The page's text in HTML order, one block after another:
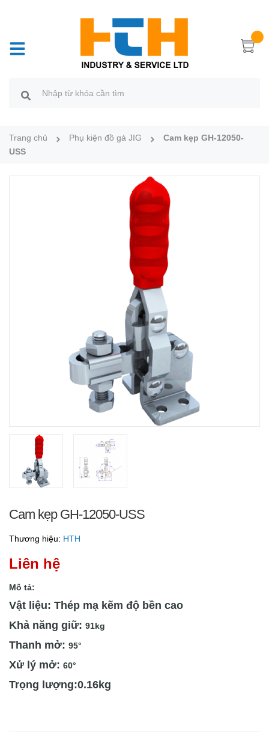
Trang chủ Phụ kiện đồ gá JIG
Cam kẹp GH-12050-
USS
Cam kẹp GH-12050-USS
Thương hiệu: HTH
Liên hệ
Mô tả:
Vật liệu: Thép mạ kẽm độ bền cao
Khả năng giữ: 91kg
Thanh mở: 95°
Xử lý mở: 60°
Trọng lượng:0.16kg